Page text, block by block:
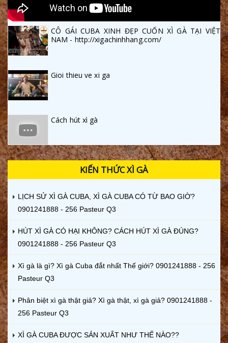
CÔ GÁI CUBA XINH ĐẸP CUỐN XÌ GÀ TẠI VIỆT
NAM - http://xigachinhhang.com/
Gioi thieu ve xi ga
Cách hút xì gà
KIẾN THỨC XÌ GÀ
LỊCH SỬ XÌ GÀ CUBA, XÌ GÀ CUBA CÓ TỪ BAO GIỜ?
0901241888 - 256 Pasteur Q3
HÚT XÌ GÀ CÓ HẠI KHÔNG? CÁCH HÚT XÌ GÀ ĐÚNG?
0901241888 - 256 Pasteur Q3
Xì gà là gì? Xì gà Cuba đắt nhất Thế giới? 0901241888 - 256
Pasteur Q3
Phân biệt xì gà thật giả? Xì gà thật, xì gà giả? 0901241888 -
256 Pasteur Q3
XÌ GÀ CUBA ĐƯỢC SẢN XUẤT NHƯ THẾ NÀO??